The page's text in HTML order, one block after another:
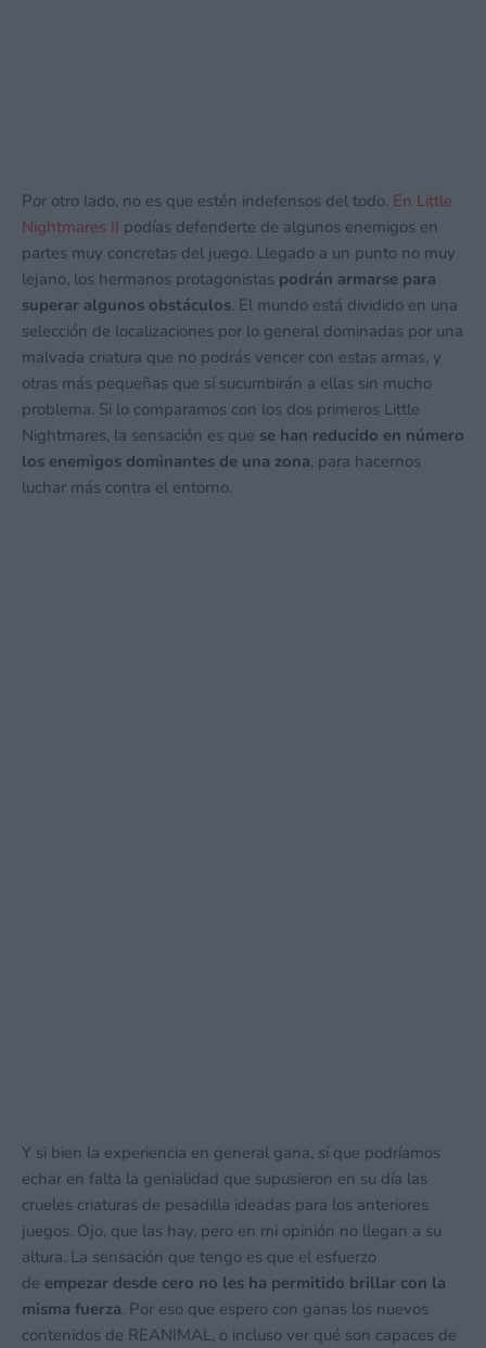
Por otro lado, no es que estén indefensos del todo. En Little
Nightmares II podías defenderte de algunos enemigos en
partes muy concretas del juego. Llegado a un punto no muy
lejano, los hermanos protagonistas podrán armarse para
superar algunos obstáculos. El mundo está dividido en una
selección de localizaciones por lo general dominadas por una
malvada criatura que no podrás vencer con estas armas, y
otras más pequeñas que sí sucumbirán a ellas sin mucho
problema. Si lo comparamos con los dos primeros Little
Nightmares, la sensación es que se han reducido en número
los enemigos dominantes de una zona, para hacernos
luchar más contra el entorno.
Y si bien la experiencia en general gana, sí que podríamos
echar en falta la genialidad que supusieron en su día las
crueles criaturas de pesadilla ideadas para los anteriores
juegos. Ojo, que las hay, pero en mi opinión no llegan a su
altura. La sensación que tengo es que el esfuerzo
de empezar desde cero no les ha permitido brillar con la
misma fuerza. Por eso que espero con ganas los nuevos
contenidos de REANIMAL, o incluso ver qué son capaces de